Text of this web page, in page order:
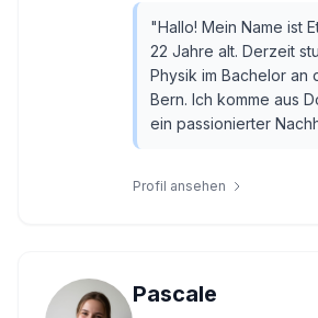
"Hallo! Mein Name ist
22 Jahre alt. Derzeit
Physik im Bachelor an
Bern. Ich komme aus
ein passionierter
Profil ansehen
Pascale